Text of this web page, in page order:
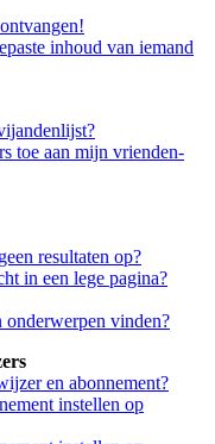
inhoud van iemand
toe aan mijn vrienden-
resultaten op?
in een lege pagina?
vinden?
en abonnement?
instellen op